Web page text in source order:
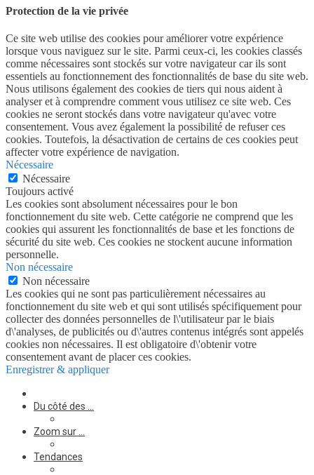
Protection de la vie privée
Ce site web utilise des cookies pour améliorer votre expérience
lorsque vous naviguez sur le site. Parmi ceux-ci, les cookies classés
comme nécessaires sont stockés sur votre navigateur car ils sont
essentiels au fonctionnement des fonctionnalités de base du site web.
Nous utilisons également des cookies de tiers qui nous aident à
analyser et à comprendre comment vous utilisez ce site web. Ces
cookies ne seront stockés dans votre navigateur qu'avec votre
consentement. Vous avez également la possibilité de refuser ces
cookies. Toutefois, la désactivation de certains de ces cookies peut
affecter votre expérience de navigation.
Nécessaire
Nécessaire
Toujours activé
Les cookies sont absolument nécessaires pour le bon
fonctionnement du site web. Cette catégorie ne comprend que les
cookies qui assurent les fonctionnalités de base et les fonctions de
sécurité du site web. Ces cookies ne stockent aucune information
personnelle.
Non nécessaire
Non nécessaire
Les cookies qui ne sont pas particulièrement nécessaires au
fonctionnement du site web et qui sont utilisés spécifiquement pour
collecter des données personnelles de l\'utilisateur par le biais
d\'analyses, de publicités ou d\'autres contenus intégrés sont appelés
cookies non nécessaires. Il est obligatoire d\'obtenir votre
consentement avant de placer ces cookies.
Enregistrer & appliquer
Du côté des …
Zoom sur …
Tendances